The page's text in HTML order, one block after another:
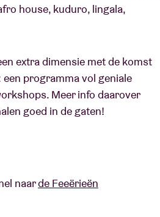
house, kuduro, lingala,
extra dimensie met de komst
een programma vol geniale
Meer info daarover
goed in de gaten!
naarde Feeërieën